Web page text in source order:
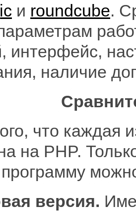
и roundcube.
интерфейс,
наличие
что каждая
на PHP.
версия.